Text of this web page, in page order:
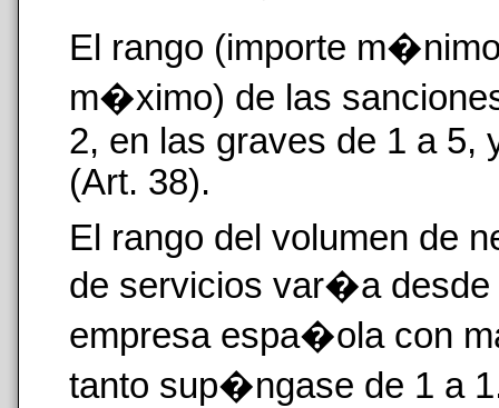
El rango (importe
m�ximo) de las
2, en las graves de 1 a 5,
(Art. 38).
El rango del volumen de
de servicios var�a
empresa espa�ola con
tanto sup�ngase de 1 a